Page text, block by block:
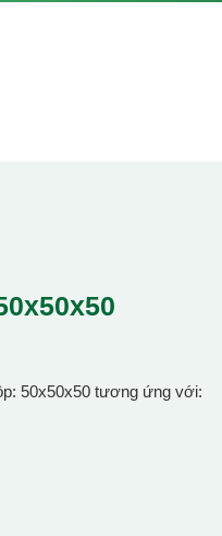
50x50x50 tương ứng với: